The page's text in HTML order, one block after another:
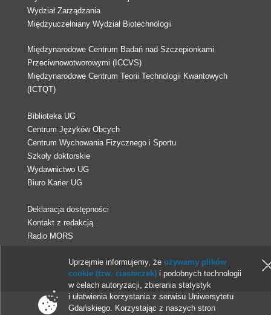
Wydział Zarządzania
Międzyuczelniany Wydział Biotechnologii
Międzynarodowe Centrum Badań nad Szczepionkami
Przeciwnowotworowymi (ICCVS)
Międzynarodowe Centrum Teorii Technologii Kwantowych
(ICTQT)
Biblioteka UG
Centrum Języków Obcych
Centrum Wychowania Fizycznego i Sportu
Szkoły doktorskie
Wydawnictwo UG
Biuro Karier UG
Deklaracja dostępności
Kontakt z redakcją
Radio MORS
© 2013-2026 Uniwersytet Gdański
Uprzejmie informujemy, że używamy plików
cookie (tzw. ciasteczek) i podobnych technologii
w celach autoryzacji, zbierania statystyk
i ułatwienia korzystania z serwisu Uniwersytetu
Gdańskiego. Korzystając z naszych stron